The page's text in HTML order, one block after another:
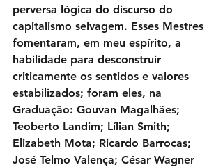
perversa lógica do discurso do
capitalismo selvagem. Esses Mestres
fomentaram, em meu espírito, a
habilidade para desconstruir
criticamente os sentidos e valores
estabilizados; foram eles, na
Graduação: Gouvan Magalhães;
Teoberto Landim; Lílian Smith;
Elizabeth Mota; Ricardo Barrocas;
José Telmo Valença; César Wagner